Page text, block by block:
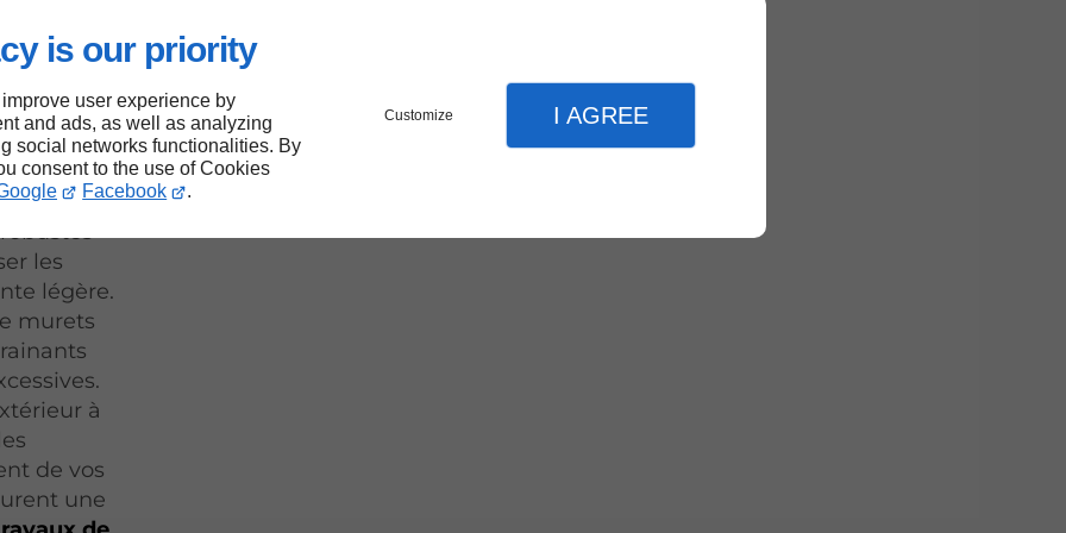
is our priority
user experience by
and ads, as well as analyzing
social networks functionalities. By
consent to the use of Cookies
Facebook .
Customize I AGREE
les
légère.
murets
à
de vos
une